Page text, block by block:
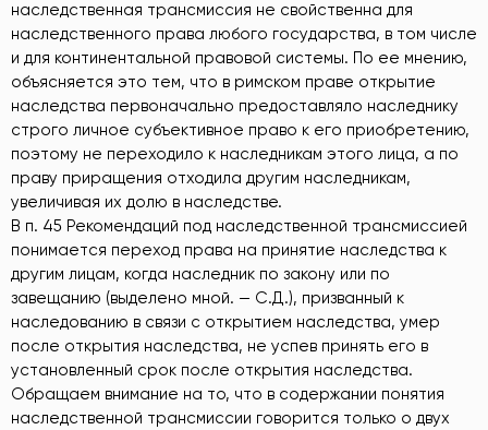
наследственная трансмиссия не свойственна для
наследственного права любого государства, в том числе
и для континентальной правовой системы. По ее мнению,
объясняется это тем, что в римском праве открытие
наследства первоначально предоставляло наследнику
строго личное субъективное право к его приобретению,
поэтому не переходило к наследникам этого лица, а по
праву приращения отходила другим наследникам,
увеличивая их долю в наследстве.
В п. 45 Рекомендаций под наследственной трансмиссией
понимается переход права на принятие наследства к
другим лицам, когда наследник по закону или по
завещанию (выделено мной. — С.Д.), призванный к
наследованию в связи с открытием наследства, умер
после открытия наследства, не успев принять его в
установленный срок после открытия наследства.
Обращаем внимание на то, что в содержании понятия
наследственной трансмиссии говорится только о двух